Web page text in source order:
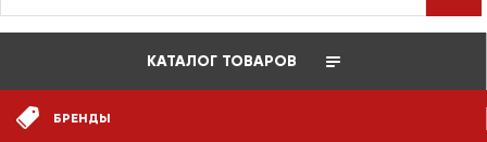
КАТАЛОГ ТОВАРОВ
БРЕНДЫ